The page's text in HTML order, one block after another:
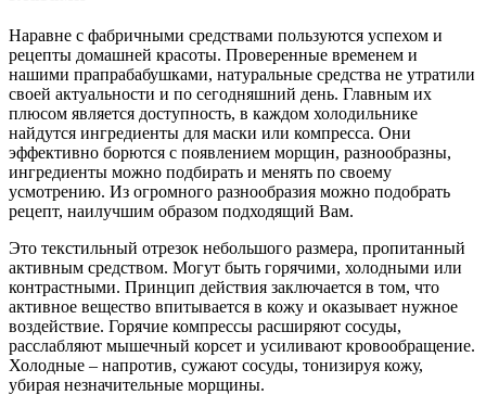
Наравне с фабричными средствами пользуются успехом и
рецепты домашней красоты. Проверенные временем и
нашими прапрабабушками, натуральные средства не утратили
своей актуальности и по сегодняшний день. Главным их
плюсом является доступность, в каждом холодильнике
найдутся ингредиенты для маски или компресса. Они
эффективно борются с появлением морщин, разнообразны,
ингредиенты можно подбирать и менять по своему
усмотрению. Из огромного разнообразия можно подобрать
рецепт, наилучшим образом подходящий Вам.
Это текстильный отрезок небольшого размера, пропитанный
активным средством. Могут быть горячими, холодными или
контрастными. Принцип действия заключается в том, что
активное вещество впитывается в кожу и оказывает нужное
воздействие. Горячие компрессы расширяют сосуды,
расслабляют мышечный корсет и усиливают кровообращение.
Холодные – напротив, сужают сосуды, тонизируя кожу,
убирая незначительные морщины.